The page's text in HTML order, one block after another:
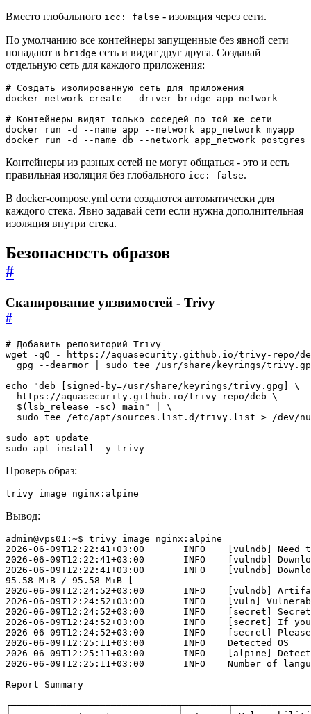
Вместо глобального icc: false - изоляция через сети.
По умолчанию все контейнеры запущенные без явной сети
попадают в bridge сеть и видят друг друга. Создавай
отдельную сеть для каждого приложения:
# Создать изолированную сеть для приложения
# Контейнеры видят только соседей по той же сети
docker run -d --name db --network app_network postgres
Контейнеры из разных сетей не могут общаться - это и есть
правильная изоляция без глобального icc: false.
В docker-compose.yml сети создаются автоматически для
каждого стека. Явно задавай сети если нужна дополнительная
изоляция внутри стека.
Безопасность образов
#
Сканирование уязвимостей - Trivy
#
# Добавить репозиторий Trivy
wget -qO - https://aquasecurity.github.io/trivy-repo/
  gpg --dearmor
echo
$( lsb_release -sc ) main"
sudo apt install -y trivy
Проверь образ:
trivy image nginx:alpine
Вывод:
2026-06-09T12:22:41+03:00       INFO
vulndb
2026-06-09T12:22:41+03:00       INFO
vulndb
2026-06-09T12:22:41+03:00       INFO
vulndb
95.58 MiB / 95.58 MiB
2026-06-09T12:24:52+03:00       INFO
vulndb
2026-06-09T12:24:52+03:00       INFO
vuln
2026-06-09T12:24:52+03:00       INFO
secret
2026-06-09T12:24:52+03:00       INFO
secret
If
2026-06-09T12:24:52+03:00       INFO
secret
2026-06-09T12:25:11+03:00       INFO    Detected
2026-06-09T12:25:11+03:00       INFO
alpine
2026-06-09T12:25:11+03:00       INFO    Number